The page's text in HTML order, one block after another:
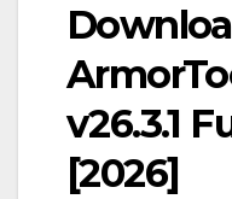
v26.3.1
[2026]